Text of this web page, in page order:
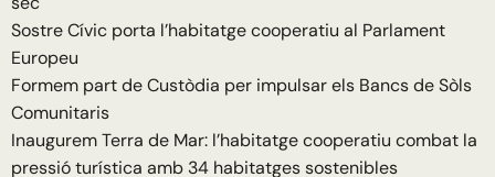
Sostre Cívic porta l’habitatge cooperatiu al Parlament
Europeu
Formem part de Custòdia per impulsar els Bancs de Sòls
Comunitaris
Inaugurem Terra de Mar: l’habitatge cooperatiu combat la
pressió turística amb 34 habitatges sostenibles